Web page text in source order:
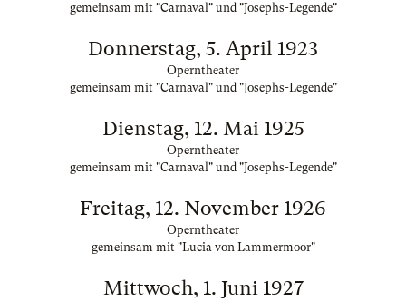
gemeinsam mit "Carnaval" und "Josephs-Legende"
Donnerstag, 5. April 1923
Operntheater
gemeinsam mit "Carnaval" und "Josephs-Legende"
Dienstag, 12. Mai 1925
Operntheater
gemeinsam mit "Carnaval" und "Josephs-Legende"
Freitag, 12. November 1926
Operntheater
gemeinsam mit "Lucia von Lammermoor"
Mittwoch, 1. Juni 1927